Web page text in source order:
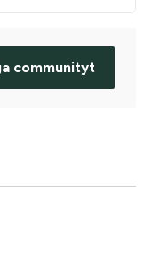
communityt